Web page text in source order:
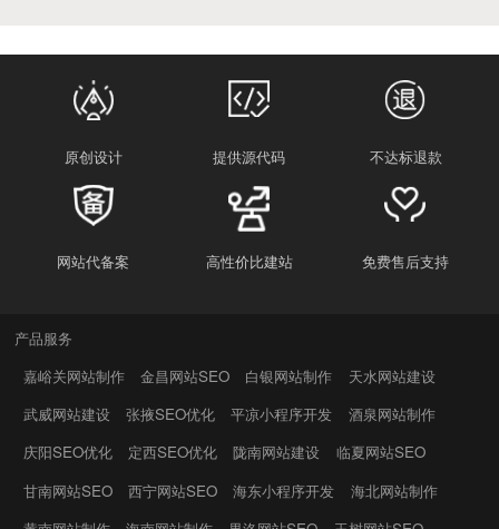
原创设计 提供源代码 不达标退款
网站代备案 高性价比建站 免费售后支持
产品服务
嘉峪关网站制作
金昌网站SEO 白银网站制作
天水网站建设
武威网站建设
张掖SEO优化 平凉小程序开发
酒泉网站制作
庆阳SEO优化
定西SEO优化 陇南网站建设
临夏网站SEO
甘南网站SEO
西宁网站SEO 海东小程序开发
海北网站制作